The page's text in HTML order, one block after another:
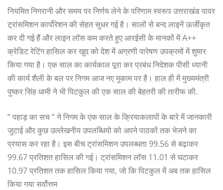
नियमित निगरानी और समय पर निर्णय लेने के परिणाम स्वरूप उत्तराखंड पावर
ट्रांसमिशन कार्पोरेशन की सेहत सुधर गई है। सालों से बन्द लाइनें ऊर्जीकृत
कर दी गई हैं और लाइन लॉस कम करते हुए आरईसी के मानकों में A++
क्रेडिट रेटिंग हासिल कर खुद को देश में अग्रणी पारेषण उपक्रमों में शुमार
किया गया है। एक साल का कार्यकाल पूरा कर प्रबंध निदेशक पीसी ध्यानी
की कार्य शैली के बल पर निगम आज नए मुकाम पर है। हाल ही में मुख्यमंत्री
पुष्कर सिंह धामी ने भी पिटकुल की एक साल की बेहतरी की तारीफ की.
” पहाड़ का सच ” ने निगम के एक साल के क्रियाकलापों के बारे में जानकारी
जुटाई और कुछ उल्लेखनीय उपलब्धियो को अपने पाठकों तक भेजने का
प्रयास कर रहा है। इस बीच ट्रांसमिशन उपलब्धता 99.56 से बढ़ाकर
99.67 प्रतिशत हासिल की गई। ट्रांसमिशन लॉस 11.01 से घटाकर
10.97 प्रतिशत तक हासिल किया गया, जो कि पिटकुल में अब तक हासिल
किया गया सर्वोत्तम